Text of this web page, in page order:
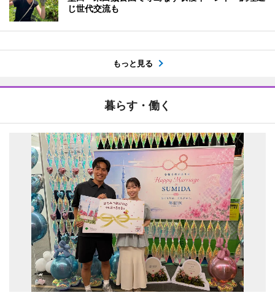
じ世代交流も
もっと見る
暮らす・働く